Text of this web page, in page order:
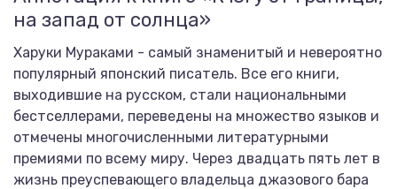
на запад от солнца»
Харуки Мураками - самый знаменитый и невероятно
популярный японский писатель. Все его книги,
выходившие на русском, стали национальными
бестселлерами, переведены на множество языков и
отмечены многочисленными литературными
премиями по всему миру. Через двадцать пять лет в
жизнь преуспевающего владельца джазового бара